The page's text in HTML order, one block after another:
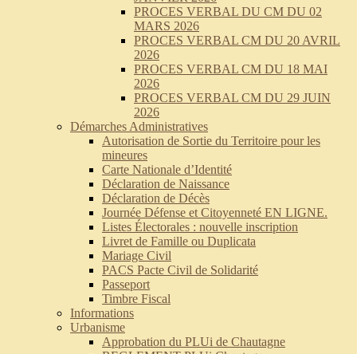
PROCES VERBAL DU CM DU 02
MARS 2026
PROCES VERBAL CM DU 20 AVRIL
2026
PROCES VERBAL CM DU 18 MAI
2026
PROCES VERBAL CM DU 29 JUIN
2026
Démarches Administratives
Autorisation de Sortie du Territoire pour les
mineures
Carte Nationale d’Identité
Déclaration de Naissance
Déclaration de Décès
Journée Défense et Citoyenneté EN LIGNE.
Listes Électorales : nouvelle inscription
Livret de Famille ou Duplicata
Mariage Civil
PACS Pacte Civil de Solidarité
Passeport
Timbre Fiscal
Informations
Urbanisme
Approbation du PLUi de Chautagne